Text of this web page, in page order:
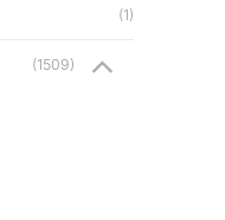
(1)
(1509)